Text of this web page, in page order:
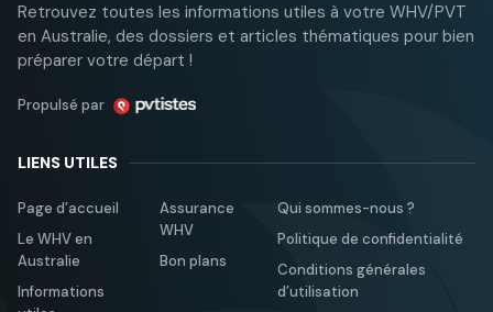
Retrouvez toutes les informations utiles à votre WHV/PVT
en Australie, des dossiers et articles thématiques pour bien
préparer votre départ !
Propulsé par
LIENS UTILES
Page d’accueil
Le WHV en
Australie
Informations
Assurance
WHV
Bon plans
Qui sommes-nous ?
Politique de confidentialité
Conditions générales
d’utilisation